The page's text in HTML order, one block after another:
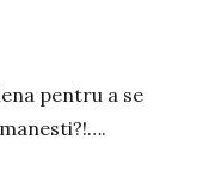
pentru a se